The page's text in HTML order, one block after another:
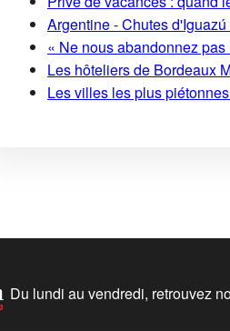
Argentine - Chutes
« Ne nous abandonnez
Les hôteliers de Bordeaux
Les villes les plus
Du lundi au vendredi, retrouvez